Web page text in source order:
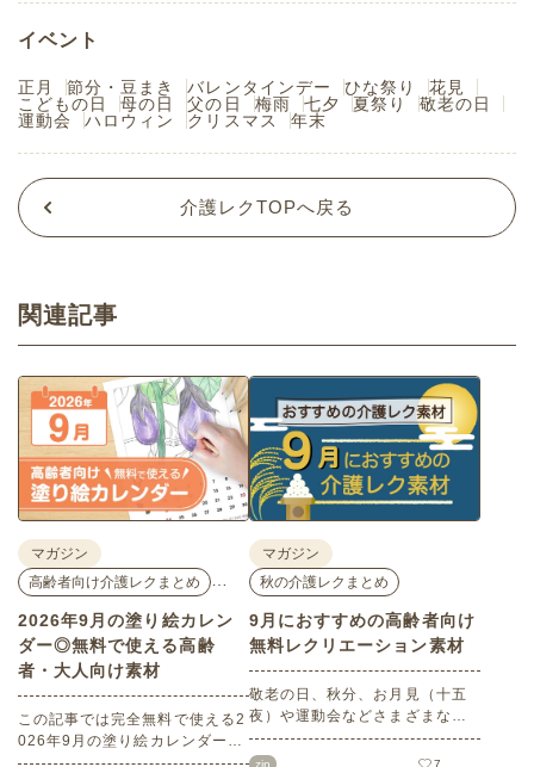
イベント
正月 節分・豆まき バレンタインデー ひな祭り
花見
こどもの日
母の日 父の日 梅雨 七夕 夏祭り
敬老の日
運動会
ハロウィン クリスマス 年末
介護レクTOPへ戻る
関連記事
マガジン
高齢者向け介護レクまとめ
2026年9月の塗り絵カレン
ダー◎無料で使える高齢
者・大人向け素材
この記事では完全無料で使える2
026年9月の塗り絵カレンダーを
ご紹介します。人気で定番のお
マガジン
秋の介護レクまとめ
9月におすすめの高齢者向け
無料レクリエーション素材
敬老の日、秋分、お月見（十五
夜）や運動会などさまざまなイ
ベント目白押しの9月。本記事で
は9月にぜひチャレンジしていた
zip 7